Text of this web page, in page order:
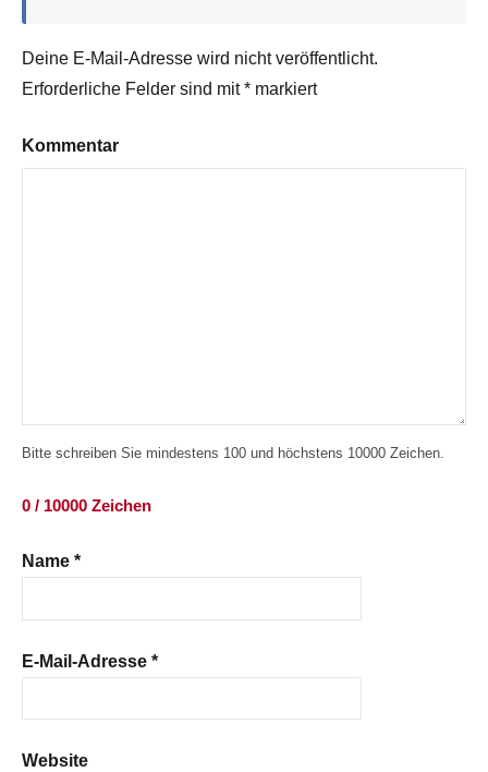
Deine E-Mail-Adresse wird nicht veröffentlicht.
Erforderliche Felder sind mit* markiert
Kommentar
Bitte schreiben Sie mindestens 100 und höchstens 10000 Zeichen.
0 / 10000 Zeichen
Name *
E-Mail-Adresse *
Website